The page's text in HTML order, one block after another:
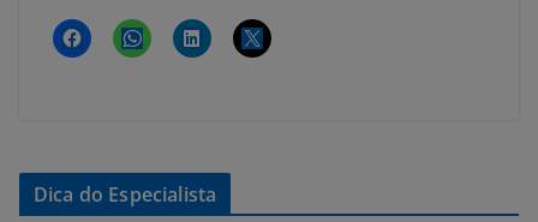
Dica do Especialista